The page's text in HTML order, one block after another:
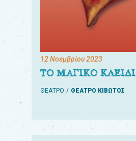
12 Νοεμβρίου 2023
ΤΟ ΜΑΓΙΚΟ ΚΛΕΙΔΙ
ΘΕΑΤΡΟ ΘΕΑΤΡΟ ΚΙΒΩΤΟΣ